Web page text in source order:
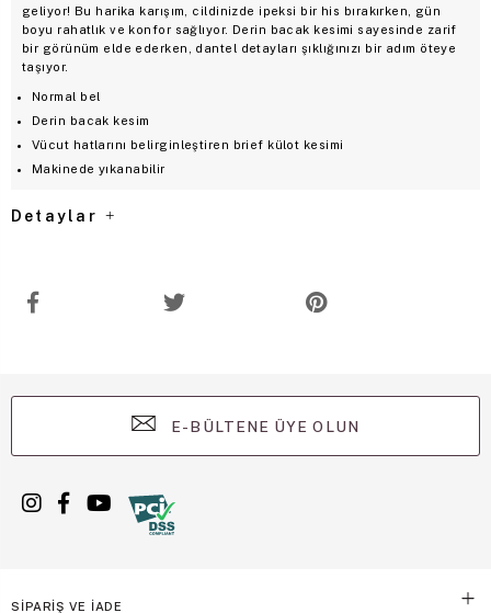
geliyor! Bu harika karışım, cildinizde ipeksi bir his bırakırken, gün
boyu rahatlık ve konfor sağlıyor. Derin bacak kesimi sayesinde zarif
bir görünüm elde ederken, dantel detayları şıklığınızı bir adım öteye
taşıyor.
Normal bel
Derin bacak kesim
Vücut hatlarını belirginleştiren brief külot kesimi
Makinede yıkanabilir
Detaylar
E-BÜLTENE ÜYE OLUN
SİPARİŞ VE İADE